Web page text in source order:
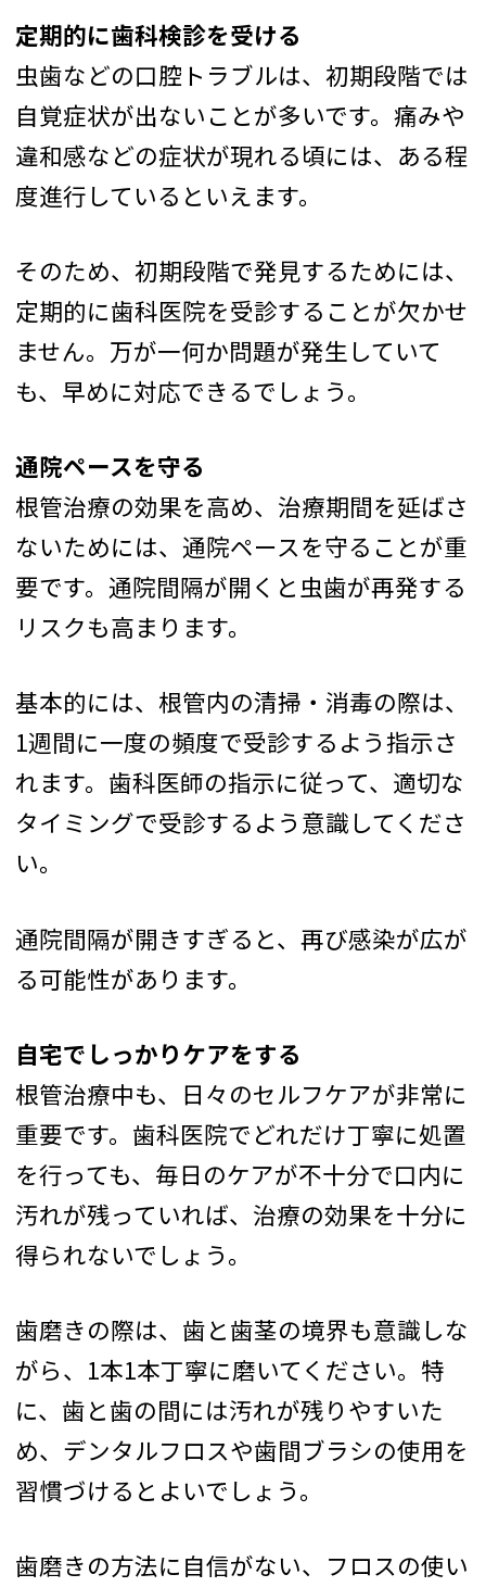
定期的に歯科検診を受ける
虫歯などの口腔トラブルは、初期段階では
自覚症状が出ないことが多いです。痛みや
違和感などの症状が現れる頃には、ある程
度進行しているといえます。
そのため、初期段階で発見するためには、
定期的に歯科医院を受診することが欠かせ
ません。万が一何か問題が発生していて
も、早めに対応できるでしょう。
通院ペースを守る
根管治療の効果を高め、治療期間を延ばさ
ないためには、通院ペースを守ることが重
要です。通院間隔が開くと虫歯が再発する
リスクも高まります。
基本的には、根管内の清掃・消毒の際は、
1週間に一度の頻度で受診するよう指示さ
れます。歯科医師の指示に従って、適切な
タイミングで受診するよう意識してくださ
い。
通院間隔が開きすぎると、再び感染が広が
る可能性があります。
自宅でしっかりケアをする
根管治療中も、日々のセルフケアが非常に
重要です。歯科医院でどれだけ丁寧に処置
を行っても、毎日のケアが不十分で口内に
汚れが残っていれば、治療の効果を十分に
得られないでしょう。
歯磨きの際は、歯と歯茎の境界も意識しな
がら、1本1本丁寧に磨いてください。特
に、歯と歯の間には汚れが残りやすいた
め、デンタルフロスや歯間ブラシの使用を
習慣づけるとよいでしょう。
歯磨きの方法に自信がない、フロスの使い